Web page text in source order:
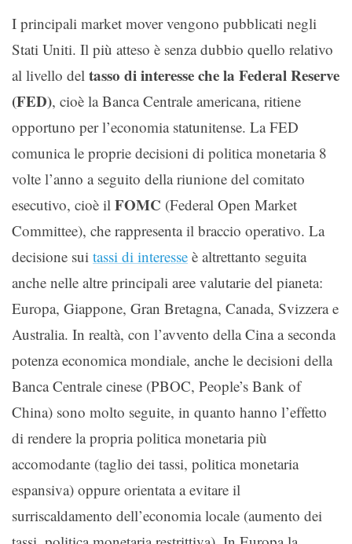
I principali market mover vengono pubblicati negli
Stati Uniti. Il più atteso è senza dubbio quello relativo
al livello del tasso di interesse che la Federal Reserve
(FED), cioè la Banca Centrale americana, ritiene
opportuno per l’economia statunitense. La FED
comunica le proprie decisioni di politica monetaria 8
volte l’anno a seguito della riunione del comitato
esecutivo, cioè il FOMC (Federal Open Market
Committee), che rappresenta il braccio operativo. La
decisione sui tassi di interesse è altrettanto seguita
anche nelle altre principali aree valutarie del pianeta:
Europa, Giappone, Gran Bretagna, Canada, Svizzera e
Australia. In realtà, con l’avvento della Cina a seconda
potenza economica mondiale, anche le decisioni della
Banca Centrale cinese (PBOC, People’s Bank of
China) sono molto seguite, in quanto hanno l’effetto
di rendere la propria politica monetaria più
accomodante (taglio dei tassi, politica monetaria
espansiva) oppure orientata a evitare il
surriscaldamento dell’economia locale (aumento dei